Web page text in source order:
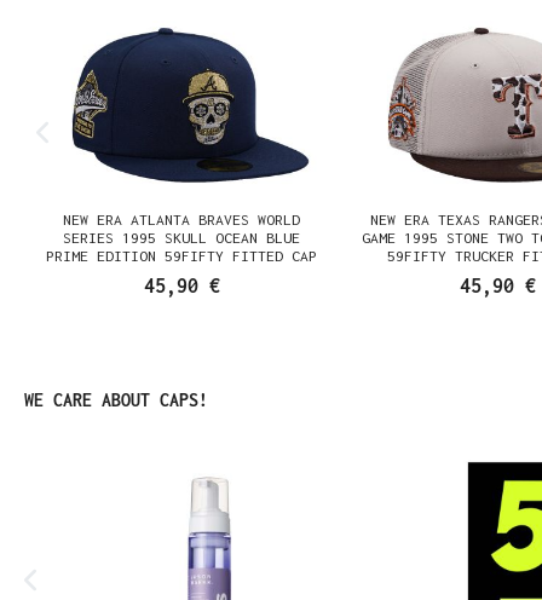
NEW ERA ATLANTA BRAVES WORLD
SERIES 1995 SKULL OCEAN BLUE
PRIME EDITION 59FIFTY FITTED CAP
45,90 €
NEW ERA TEXAS
GAME 1995 STONE TWO
59FIFTY TRUCKER
45,90 €
Produktgalerie überspringen
WE CARE ABOUT CAPS!